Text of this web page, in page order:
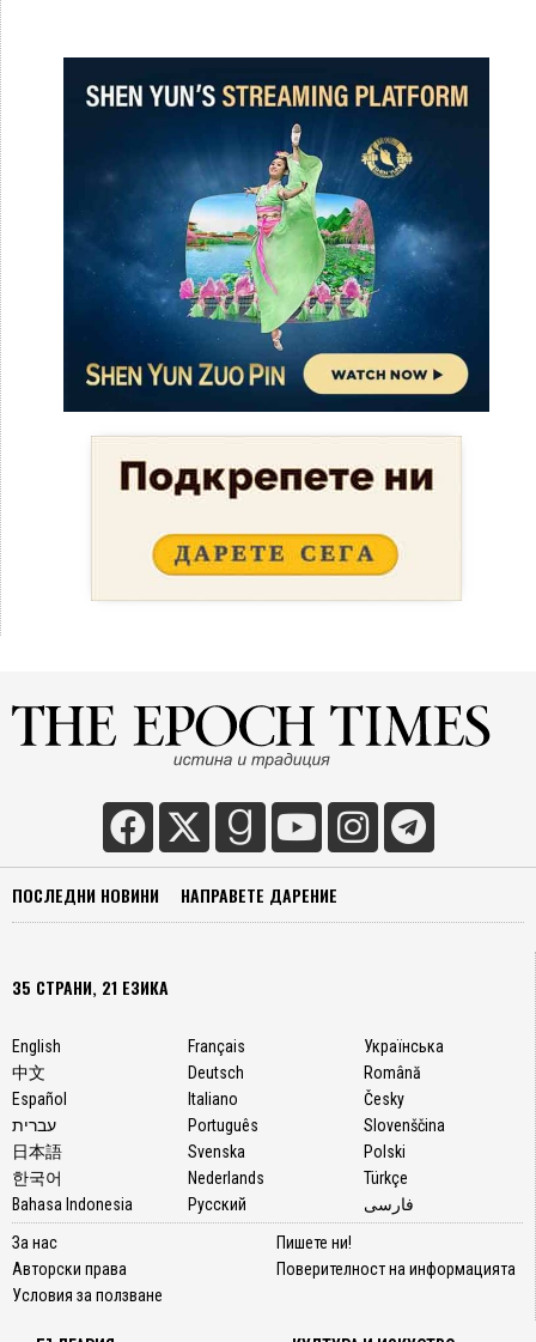
ПОСЛЕДНИ НОВИНИ НАПРАВЕТЕ ДАРЕНИЕ
35 СТРАНИ, 21 ЕЗИКА
English
中文
Español
עברית
日本語
한국어
Bahasa Indonesia
Français
Deutsch
Italiano
Português
Svenska
Nederlands
Русский
Українська
Română
Česky
Slovenščina
Polski
Türkçe
فارسی
За нас
Авторски права
Условия за ползване
Пишете ни!
Поверителност на информацията